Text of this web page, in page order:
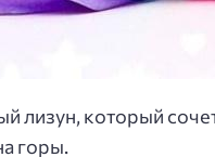
лизун, который
горы.